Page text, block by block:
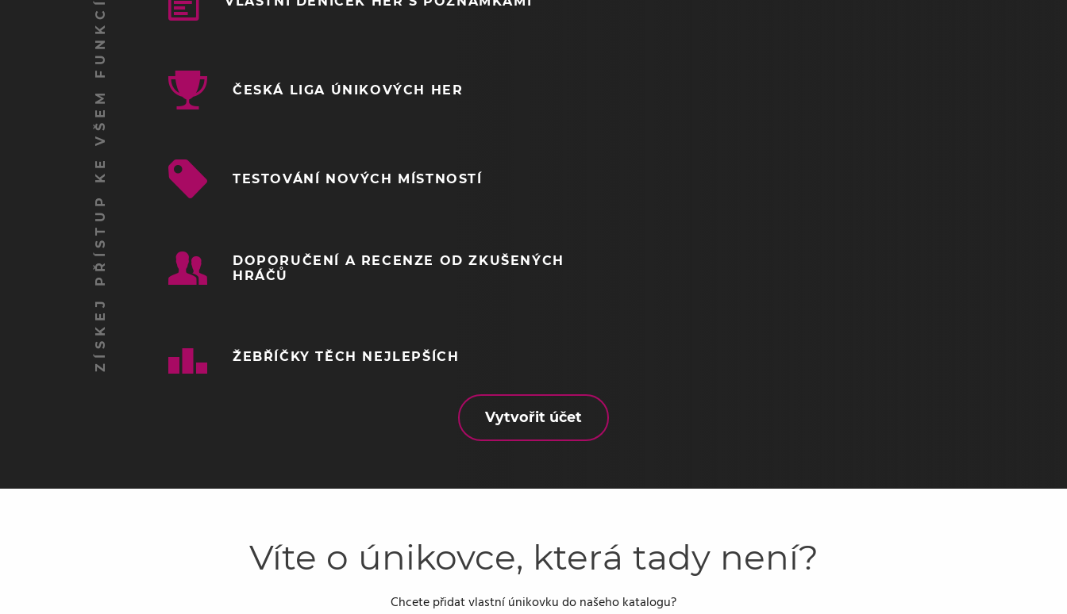
ZÍSKEJ PŘÍSTUP KE VŠEM FUNKCÍM ČESKÁ LIGA ÚNIKOVÝCH HER
TESTOVÁNÍ NOVÝCH MÍSTNOSTÍ
DOPORUČENÍ A RECENZE OD ZKUŠENÝCH
HRÁČŮ
ŽEBŘÍČKY TĚCH NEJLEPŠÍCH
Vytvořit účet
Víte o únikovce, která tady není?
Chcete přidat vlastní únikovku do našeho katalogu?